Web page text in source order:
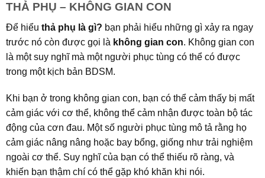
THẢ PHỤ – KHÔNG GIAN CON
Để hiểu thả phụ là gì? bạn phải hiểu những gì xảy ra ngay
trước nó còn được gọi là không gian con. Không gian con
là một suy nghĩ mà một người phục tùng có thể có được
trong một kịch bản BDSM.
Khi bạn ở trong không gian con, bạn có thể cảm thấy bị mất
cảm giác với cơ thể, không thể cảm nhận được toàn bộ tác
động của cơn đau. Một số người phục tùng mô tả rằng họ
cảm giác nâng nâng hoặc bay bổng, giống như trải nghiệm
ngoài cơ thể. Suy nghĩ của bạn có thể thiếu rõ ràng, và
khiến bạn thậm chí có thể gặp khó khăn khi nói.